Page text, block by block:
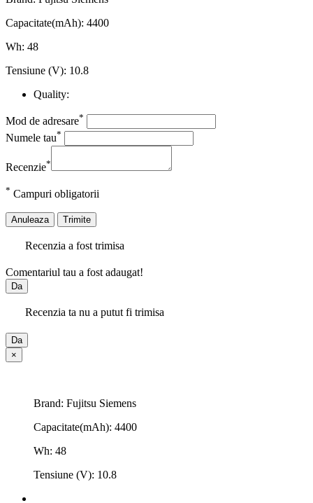
Capacitate(mAh): 4400
Wh: 48
Tensiune (V): 10.8
Quality:
Mod de adresare*
Numele tau*
Recenzie*
* Campuri obligatorii
Anuleaza Trimite
Recenzia a fost trimisa
Comentariul tau a fost adaugat!
Da
Recenzia ta nu a putut fi trimisa
Da
×
Brand: Fujitsu Siemens
Capacitate(mAh): 4400
Wh: 48
Tensiune (V): 10.8